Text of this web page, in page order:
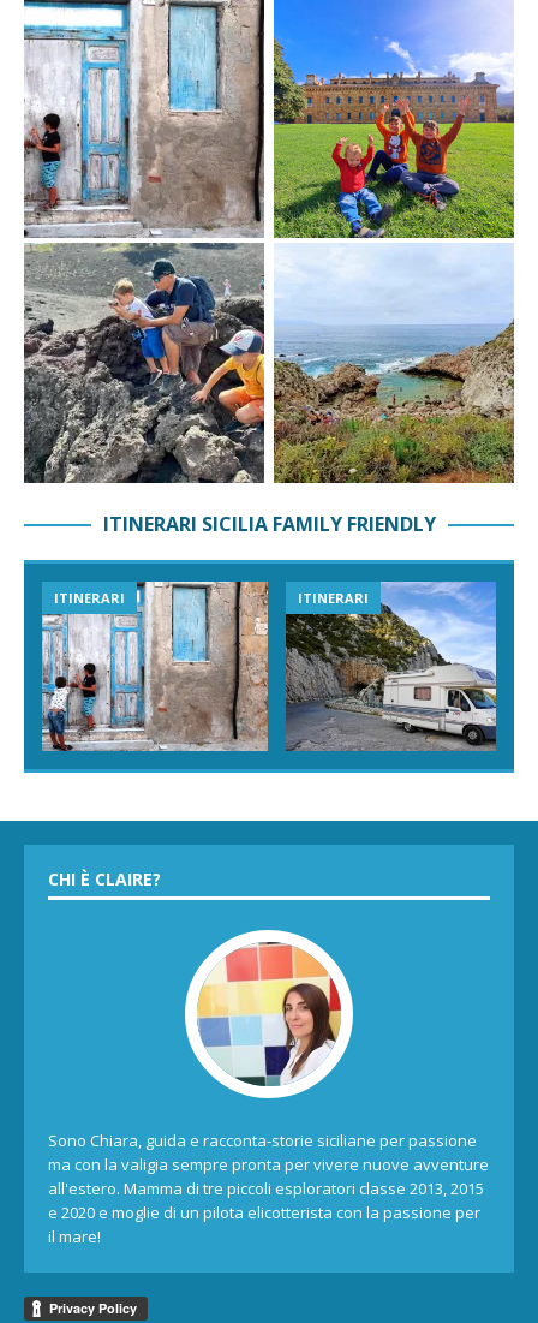
ITINERARI SICILIA FAMILY FRIENDLY
ITINERARI ITINERARI
CHI È CLAIRE?
Sono Chiara, guida e racconta-storie siciliane per passione
ma con la valigia sempre pronta per vivere nuove avventure
all'estero. Mamma di tre piccoli esploratori classe 2013, 2015
e 2020 e moglie di un pilota elicotterista con la passione per
il mare!